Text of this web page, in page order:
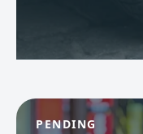
PENDING